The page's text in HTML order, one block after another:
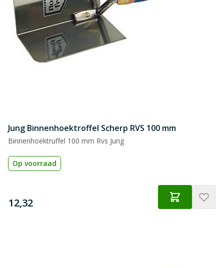
Jung Binnenhoektroffel Scherp RVS 100 mm
Binnenhoektruffel 100 mm Rvs Jung
Op voorraad
€
12,32